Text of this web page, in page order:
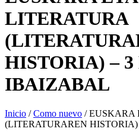
LITERATURA
HISTORIA) – 3
IBAIZABAL
Inicio /Como nuevo / EUSKARA
(LITERATURAREN